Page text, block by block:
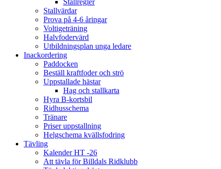
Stallregler
Stallvärdar
Prova på 4-6 åringar
Voltigeträning
Halvfodervärd
Utbildningsplan unga ledare
Inackordering
Paddocken
Beställ kraftfoder och strö
Uppstallade hästar
Hag och stallkarta
Hyra B-kortsbil
Ridhusschema
Tränare
Priser uppstallning
Helgschema kvällsfodring
Tävling
Kalender HT -26
Att tävla för Billdals Ridklubb